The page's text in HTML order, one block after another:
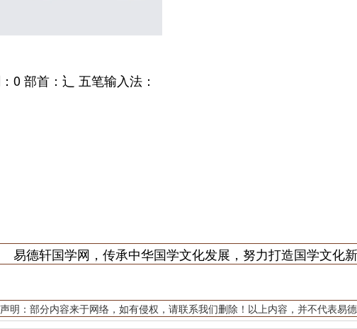
0 部首：辶 五笔输入法：
易德轩国学网，传承中华国学文化发展，努力打造国学文化新
声明：部分内容来于网络，如有侵权，请联系我们删除！以上内容，并不代表易德